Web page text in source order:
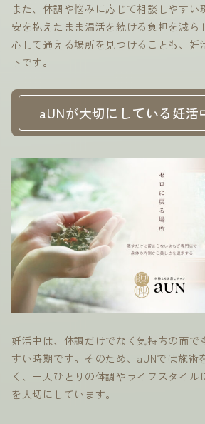
また、体調や悩みに応じて相談しやすい
安を抱えたまま温活を続ける負担を減ら
心して通える場所を見つけることも、妊
トです。
aUNが大切にしている妊活
妊活中は、体調だけでなく気持ちの面で
すい時期です。そのため、aUNでは施術
く、一人ひとりの体調やライフスタイル
を大切にしています。